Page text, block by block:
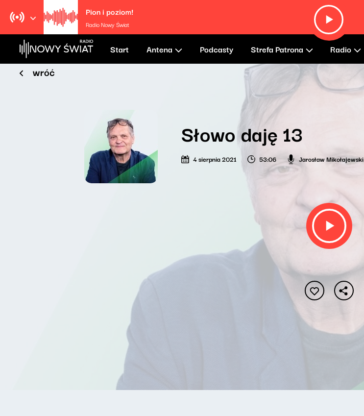
Pion i poziom!
Radio Nowy Świat
Start Antena Podcasty Strefa Patrona Radio
wróć
Słowo daję 13
4 sierpnia 2021 53:06 Jarosław Mikołajewski